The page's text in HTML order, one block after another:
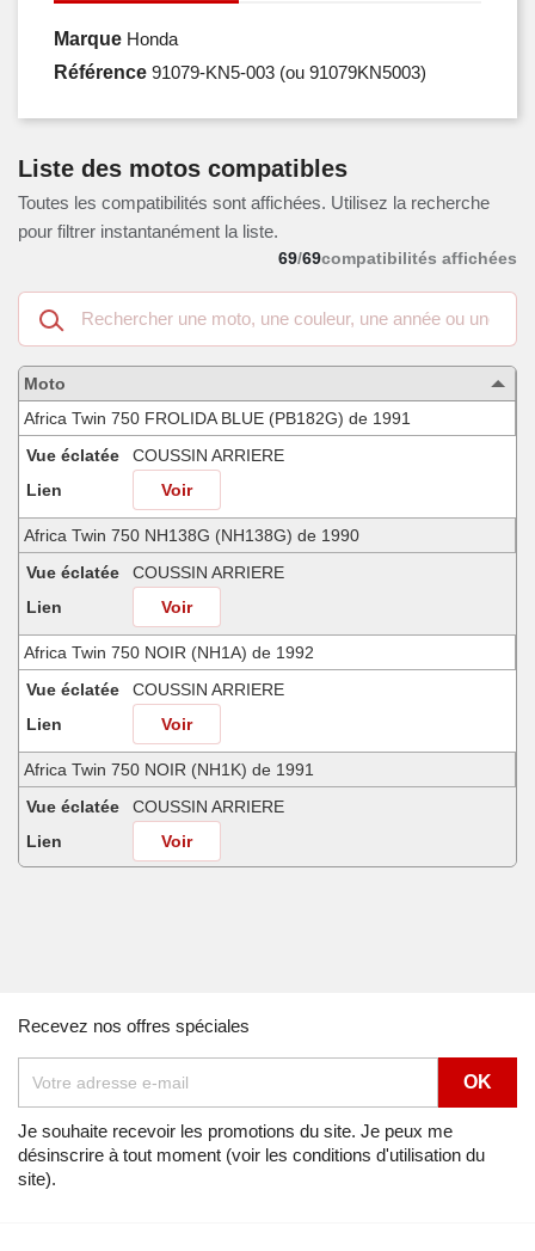
Marque Honda
Référence 91079-KN5-003 (ou 91079KN5003)
Liste des motos compatibles
Toutes les compatibilités sont affichées. Utilisez la recherche
pour filtrer instantanément la liste.
69/69compatibilités affichées
Recherche
dans
les
motos
compatibles
Moto
Africa Twin 750 FROLIDA BLUE (PB182G) de 1991
Vue éclatée
COUSSIN ARRIERE
Lien
Voir
Africa Twin 750 NH138G (NH138G) de 1990
Vue éclatée
COUSSIN ARRIERE
Lien
Voir
Africa Twin 750 NOIR (NH1A) de 1992
Vue éclatée
COUSSIN ARRIERE
Lien
Voir
Africa Twin 750 NOIR (NH1K) de 1991
Vue éclatée
COUSSIN ARRIERE
Lien
Voir
COUSSIN ARRIERE
Lien
Voir
Africa Twin 750 SHASTA WHITE (NH138H) de 1992
Vue éclatée
COUSSIN ARRIERE
Lien
Recevez nos offres spéciales
Je souhaite recevoir les promotions du site. Je peux me
désinscrire à tout moment (voir les conditions d'utilisation du
site).